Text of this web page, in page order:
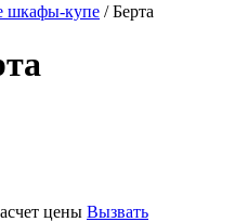
шкафы-купе / Берта
цены Вызвать